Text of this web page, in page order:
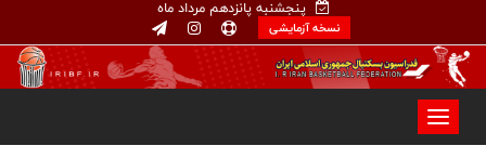
پنجشنبه پانزدهم مرداد ماه
نسخه آزمایشی